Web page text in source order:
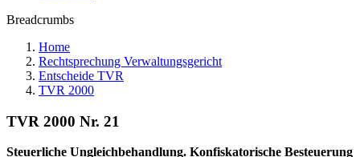
Breadcrumbs
Home
Rechtsprechung Verwaltungsgericht
Entscheide TVR
TVR 2000
TVR 2000 Nr. 21
Steuerliche Ungleichbehandlung. Konfiskatorische Besteuerung